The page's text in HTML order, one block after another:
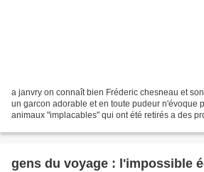
a janvry on connaît bien Fréderic chesneau et
un garcon adorable et en toute pudeur n'évoque
animaux "implacables" qui ont été retirés a des
gens du voyage : l'impossible